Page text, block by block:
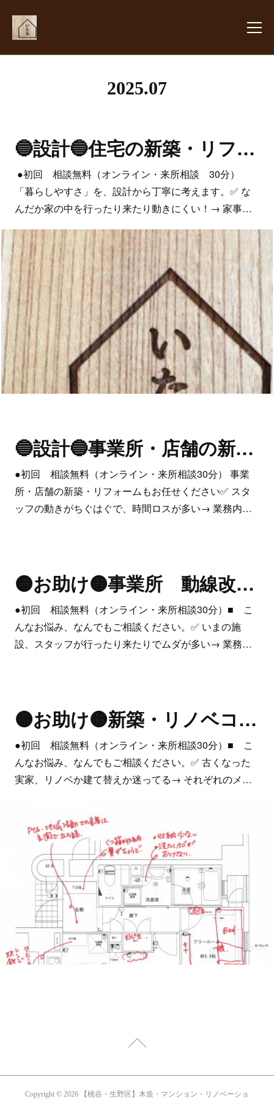
2025.07
🔵設計🔵住宅の新築・リフォーム
●初回 相談無料（オンライン・来所相談 30分）
「暮らしやすさ」を、設計から丁寧に考えます。✅ な
んだか家の中を行ったり来たり動きにくい！→ 家事…
🔵設計🔵事業所・店舗の新築・リフォーム
●初回 相談無料（オンライン・来所相談30分） 事業
所・店舗の新築・リフォームもお任せください✅ スタ
ッフの動きがちぐはぐで、時間ロスが多い→ 業務内…
🟠お助け🟠事業所 動線改善サポート
●初回 相談無料（オンライン・来所相談30分）■ こ
んなお悩み、なんでもご相談ください。✅ いまの施
設、スタッフが行ったり来たりでムダが多い→ 業務…
🟠お助け🟠新築・リノベコンサル
●初回 相談無料（オンライン・来所相談30分）■ こ
んなお悩み、なんでもご相談ください。✅ 古くなった
実家、リノベか建て替えか迷ってる→ それぞれのメ…
Copyright © 2026 【桃谷・生野区】木造・マンション・リノベーショ